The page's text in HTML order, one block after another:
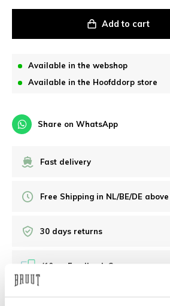
Add to cart
Available in the webshop
Available in the Hoofddorp store
Share on WhatsApp
Fast delivery
Free Shipping in NL/BE/DE
30 days returns
/10 on Feedback Company